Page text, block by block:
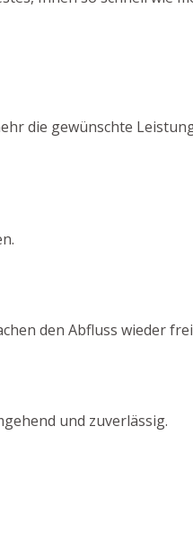
die gewünschte
den Abfluss wieder
und zuverlässig.